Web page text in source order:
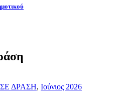
ΔΡΑΣΗ, Ιούνιος 2026